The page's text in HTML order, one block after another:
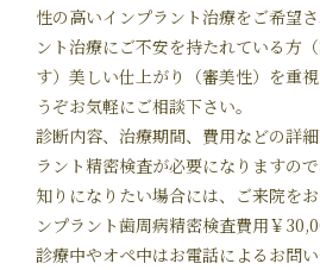
性の高いインプラント治療をご希望
ント治療にご不安を持たれている方
す）美しい仕上がり（審美性）を重
うぞお気軽にご相談下さい。
診断内容、治療期間、費用などの詳
ラント精密検査が必要になりますの
知りになりたい場合には、ご来院を
ンプラント歯周病精密検査費用￥
診療中やオペ中はお電話によるお問